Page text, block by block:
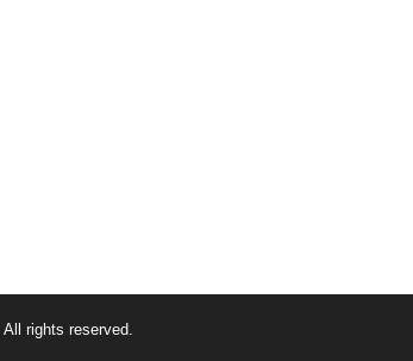
All rights reserved.